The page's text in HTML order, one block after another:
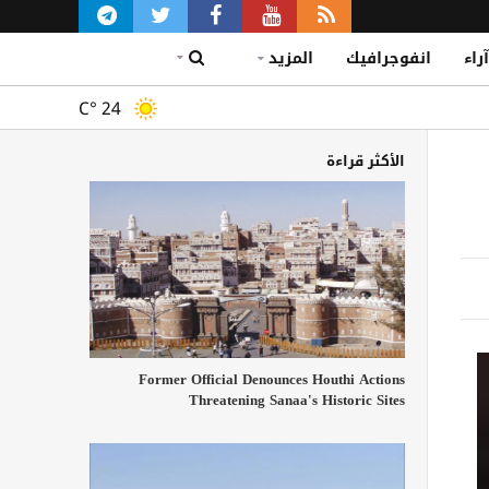
آراء انفوجرافيك المزيد
C° 24
الأكثر قراءة
Former Official Denounces Houthi Actions
Threatening Sanaa's Historic Sites